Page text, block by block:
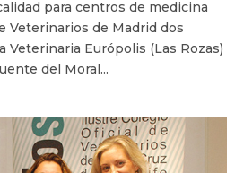
para centros de medicina
Veterinarios de Madrid dos
Veterinaria Európolis (Las Rozas)
del Moral...